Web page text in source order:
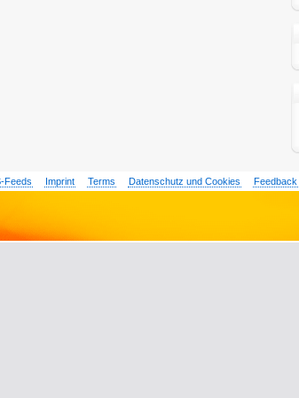
Feeds Imprint Terms Datenschutz und Cookies Feedback